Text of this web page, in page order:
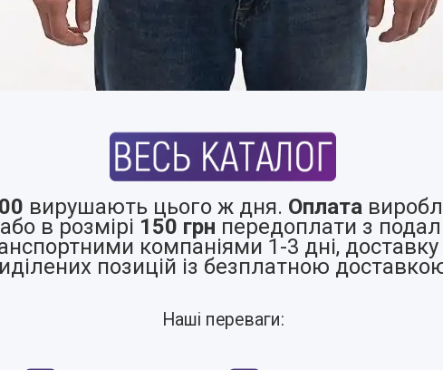
вирушають цього ж дня. Оплата
в розмірі 150 грн передоплати з
компаніями 1-3 дні,
позицій із безплатною
Наші переваги: